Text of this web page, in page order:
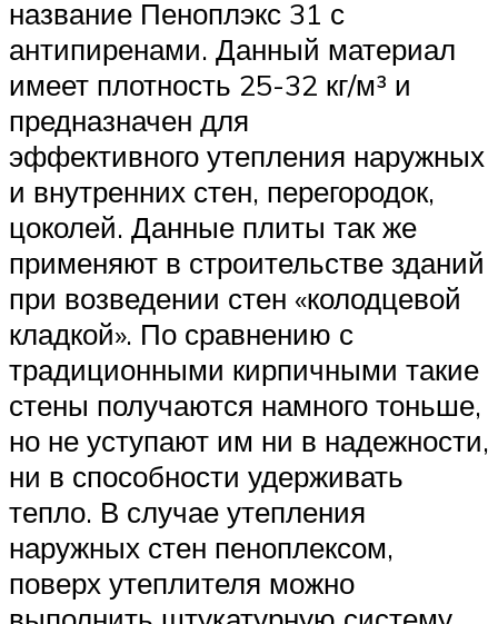
название Пеноплэкс 31 с
антипиренами. Данный материал
имеет плотность 25-32 кг/м³ и
предназначен для
эффективного утепления наружных
и внутренних стен, перегородок,
цоколей. Данные плиты так же
применяют в строительстве зданий
при возведении стен «колодцевой
кладкой». По сравнению с
традиционными кирпичными такие
стены получаются намного тоньше,
но не уступают им ни в надежности,
ни в способности удерживать
тепло. В случае утепления
наружных стен пеноплексом,
поверх утеплителя можно